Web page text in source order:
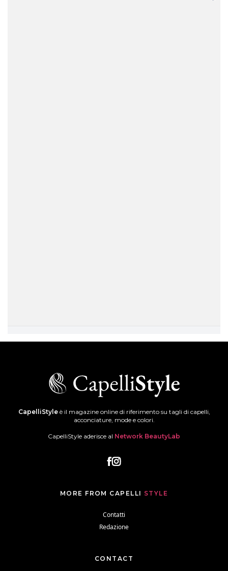
CapelliStyleè il magazine online di riferimento su tagli di capelli,
acconciature, mode e colori.
CapelliStyle aderisce al Network BeautyLab
MORE FROM CAPELLI STYLE
Contatti
Redazione
CONTACT